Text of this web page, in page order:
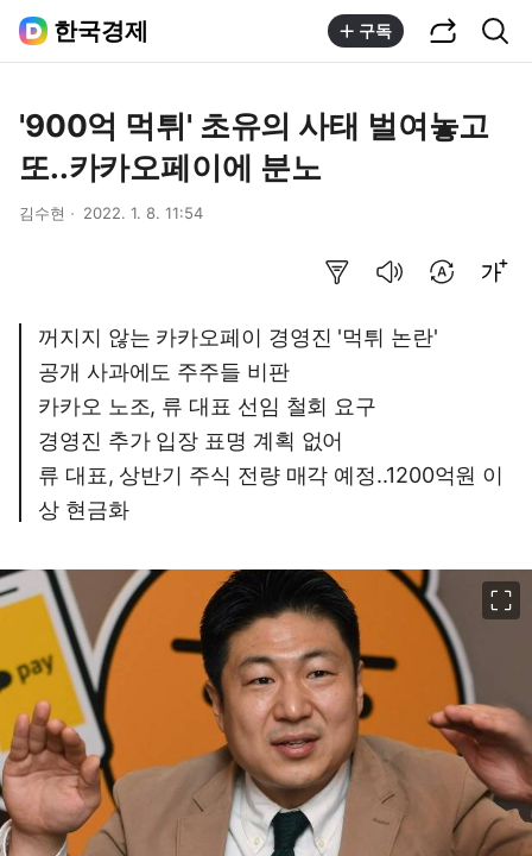
한국경제 구독
'900억 먹튀' 초유의 사태 벌여놓고
또..카카오페이에 분노
김수현 2022. 1. 8. 11:54
꺼지지 않는 카카오페이 경영진 '먹튀 논란'
공개 사과에도 주주들 비판
카카오 노조, 류 대표 선임 철회 요구
경영진 추가 입장 표명 계획 없어
류 대표, 상반기 주식 전량 매각 예정..1200억원 이
상 현금화